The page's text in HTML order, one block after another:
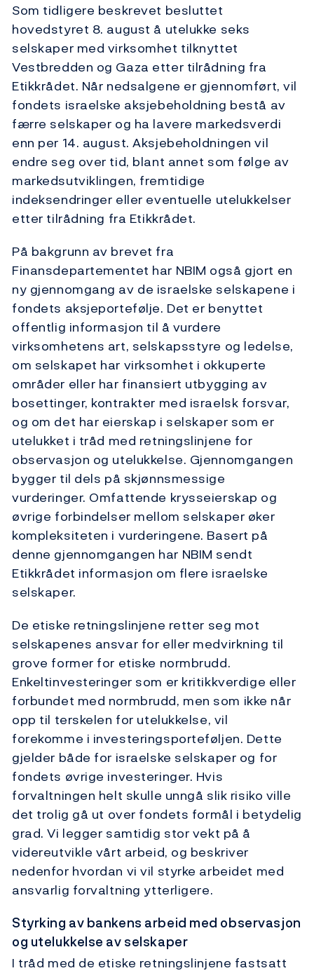
Som tidligere beskrevet besluttet
hovedstyret 8. august å utelukke seks
selskaper med virksomhet tilknyttet
Vestbredden og Gaza etter tilrådning fra
Etikkrådet. Når nedsalgene er gjennomført, vil
fondets israelske aksjebeholdning bestå av
færre selskaper og ha lavere markedsverdi
enn per 14. august. Aksjebeholdningen vil
endre seg over tid, blant annet som følge av
markedsutviklingen, fremtidige
indeksendringer eller eventuelle utelukkelser
etter tilrådning fra Etikkrådet.
På bakgrunn av brevet fra
Finansdepartementet har NBIM også gjort en
ny gjennomgang av de israelske selskapene i
fondets aksjeportefølje. Det er benyttet
offentlig informasjon til å vurdere
virksomhetens art, selskapsstyre og ledelse,
om selskapet har virksomhet i okkuperte
områder eller har finansiert utbygging av
bosettinger, kontrakter med israelsk forsvar,
og om det har eierskap i selskaper som er
utelukket i tråd med retningslinjene for
observasjon og utelukkelse. Gjennomgangen
bygger til dels på skjønnsmessige
vurderinger. Omfattende krysseierskap og
øvrige forbindelser mellom selskaper øker
kompleksiteten i vurderingene. Basert på
denne gjennomgangen har NBIM sendt
Etikkrådet informasjon om flere israelske
selskaper.
De etiske retningslinjene retter seg mot
selskapenes ansvar for eller medvirkning til
grove former for etiske normbrudd.
Enkeltinvesteringer som er kritikkverdige eller
forbundet med normbrudd, men som ikke når
opp til terskelen for utelukkelse, vil
forekomme i investeringsporteføljen. Dette
gjelder både for israelske selskaper og for
fondets øvrige investeringer. Hvis
forvaltningen helt skulle unngå slik risiko ville
det trolig gå ut over fondets formål i betydelig
grad. Vi legger samtidig stor vekt på å
videreutvikle vårt arbeid, og beskriver
nedenfor hvordan vi vil styrke arbeidet med
ansvarlig forvaltning ytterligere.
Styrking av bankens arbeid med observasjon
og utelukkelse av selskaper
I tråd med de etiske retningslinjene fastsatt